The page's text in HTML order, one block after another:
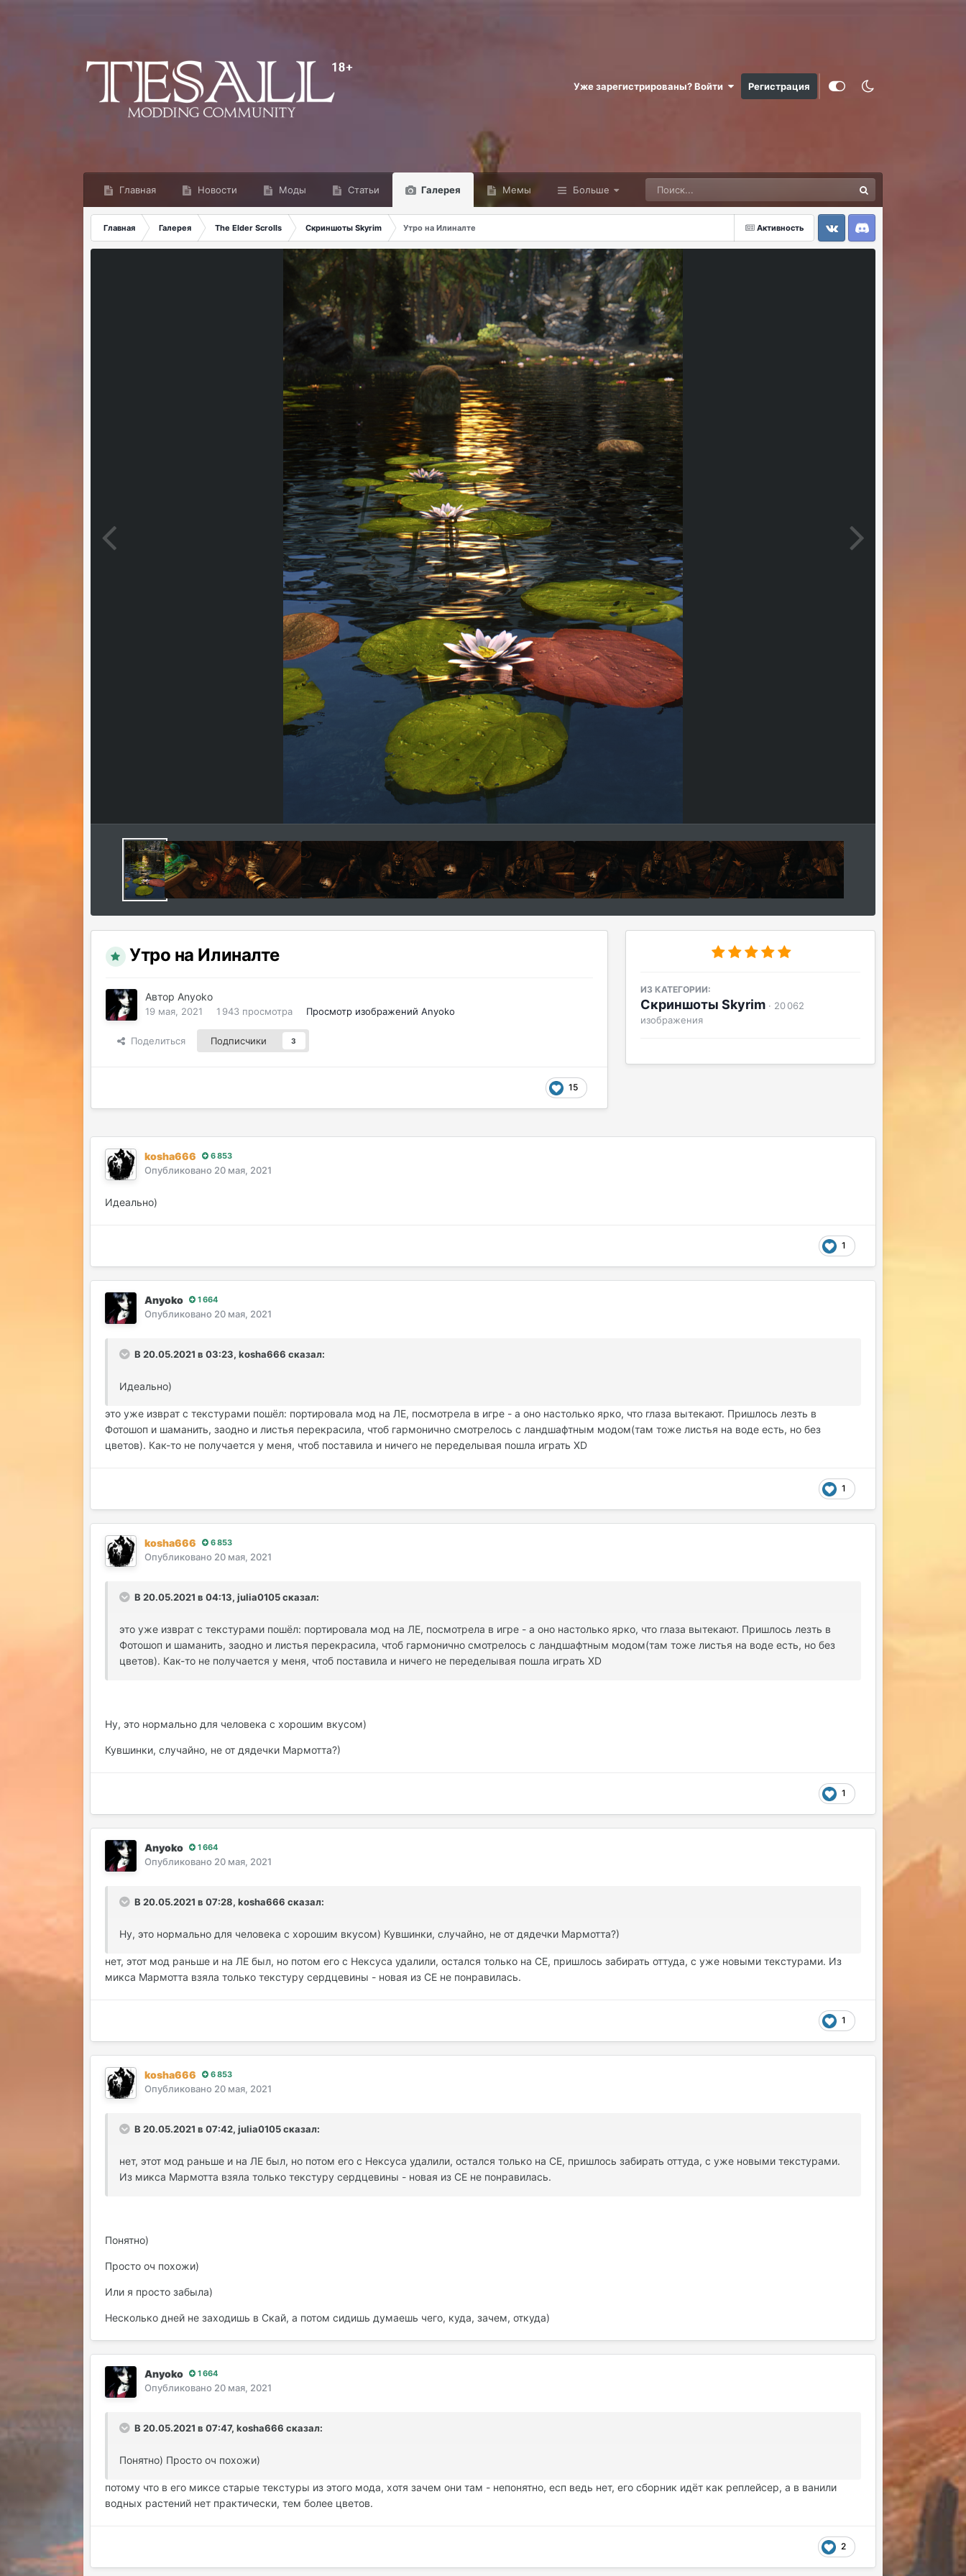
Уже зарегистрированы? Войти Регистрация
Главная Новости Моды Статьи Галерея Мемы Больше
Активность
Главная Галерея The Elder Scrolls Скриншоты Skyrim
Утро на Илиналте
VK
Discord
Утро на Илиналте
Автор Anyoko
19 мая, 2021 1 943 просмотра Просмотр изображений Anyoko
Поделиться Подписчики 3
15
ИЗ КАТЕГОРИИ:
Скриншоты Skyrim · 20 062
изображения
kosha666 6 853
Опубликовано 20 мая, 2021
Идеально)
1
Anyoko 1 664
Опубликовано 20 мая, 2021
В 20.05.2021 в 03:23, kosha666 сказал:
Идеально)
это уже изврат с текстурами пошёл: портировала мод на ЛЕ, посмотрела в игре - а оно настолько ярко, что глаза вытекают. Пришлось лезть в
Фотошоп и шаманить, заодно и листья перекрасила, чтоб гармонично смотрелось с ландшафтным модом(там тоже листья на воде есть, но без
цветов). Как-то не получается у меня, чтоб поставила и ничего не переделывая пошла играть XD
1
kosha666 6 853
Опубликовано 20 мая, 2021
В 20.05.2021 в 04:13, julia0105 сказал:
это уже изврат с текстурами пошёл: портировала мод на ЛЕ, посмотрела в игре - а оно настолько ярко, что глаза вытекают. Пришлось лезть в
Фотошоп и шаманить, заодно и листья перекрасила, чтоб гармонично смотрелось с ландшафтным модом(там тоже листья на воде есть, но без
цветов). Как-то не получается у меня, чтоб поставила и ничего не переделывая пошла играть XD
Ну, это нормально для человека с хорошим вкусом)
Кувшинки, случайно, не от дядечки Мармотта?)
1
Anyoko 1 664
Опубликовано 20 мая, 2021
В 20.05.2021 в 07:28, kosha666 сказал:
Ну, это нормально для человека с хорошим вкусом) Кувшинки, случайно, не от дядечки Мармотта?)
нет, этот мод раньше и на ЛЕ был, но потом его с Нексуса удалили, остался только на СЕ, пришлось забирать оттуда, с уже новыми текстурами. Из
микса Мармотта взяла только текстуру сердцевины - новая из СЕ не понравилась.
1
kosha666 6 853
Опубликовано 20 мая, 2021
В 20.05.2021 в 07:42, julia0105 сказал:
нет, этот мод раньше и на ЛЕ был, но потом его с Нексуса удалили, остался только на СЕ, пришлось забирать оттуда, с уже новыми текстурами.
Из микса Мармотта взяла только текстуру сердцевины - новая из СЕ не понравилась.
Понятно)
Просто оч похожи)
Или я просто забыла)
Несколько дней не заходишь в Скай, а потом сидишь думаешь чего, куда, зачем, откуда)
Anyoko 1 664
Опубликовано 20 мая, 2021
В 20.05.2021 в 07:47, kosha666 сказал:
Понятно) Просто оч похожи)
потому что в его миксе старые текстуры из этого мода, хотя зачем они там - непонятно, есп ведь нет, его сборник идёт как реплейсер, а в ванили
водных растений нет практически, тем более цветов.
2